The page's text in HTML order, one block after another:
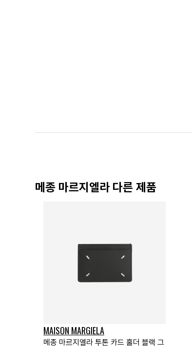
메종 마르지엘라 다른 제품
MAISON MARGIELA
메종 마르지엘라 투톤 카드 홀더 블랙 그